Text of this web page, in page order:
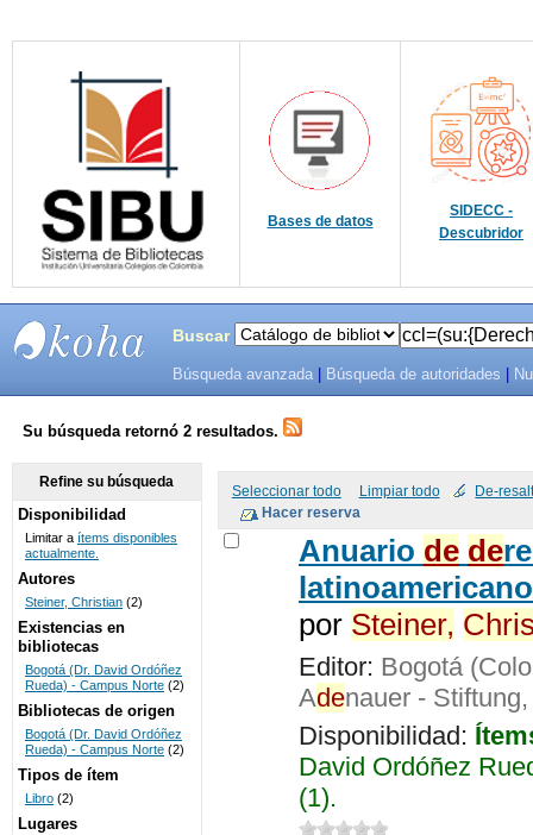
Bases de datos
SIDECC -
Descubridor
SISTEMAS
DE
BIBLIOTECAS
UNICOC
Buscar
Búsqueda avanzada Búsqueda de autoridades
Su búsqueda retornó 2 resultados.
Seleccionar todo Limpiar todo De-
Anuario de de
por Steiner,
Editor: Bogotá
Adenauer -
Disponibilidad:
David Ordóñez
(1).
Refine su búsqueda
Disponibilidad
Limitar a ítems disponibles
actualmente.
Autores
Steiner, Christian (2)
Existencias en
bibliotecas
Bogotá (Dr. David Ordóñez
Rueda) - Campus Norte (2)
Bibliotecas de origen
Bogotá (Dr. David Ordóñez
Rueda) - Campus Norte (2)
Tipos de ítem
Libro (2)
Lugares